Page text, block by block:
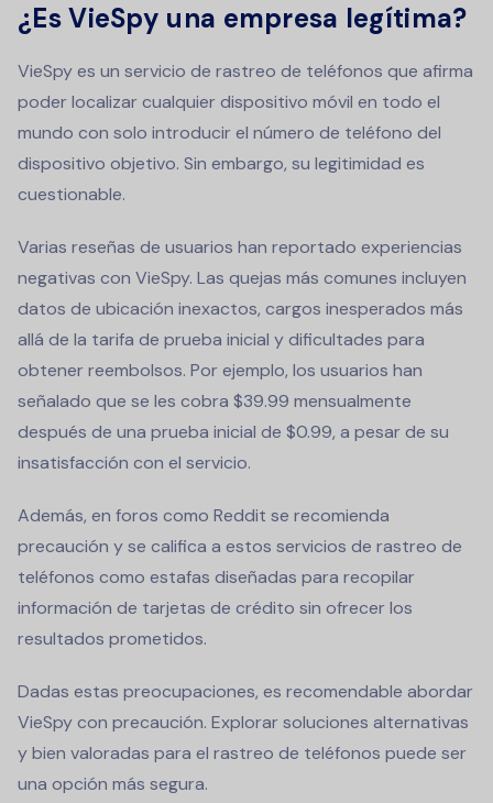
¿Es VieSpy una empresa legítima?
VieSpy es un servicio de rastreo de teléfonos que afirma
poder localizar cualquier dispositivo móvil en todo el
mundo con solo introducir el número de teléfono del
dispositivo objetivo. Sin embargo, su legitimidad es
cuestionable.
Varias reseñas de usuarios han reportado experiencias
negativas con VieSpy. Las quejas más comunes incluyen
datos de ubicación inexactos, cargos inesperados más
allá de la tarifa de prueba inicial y dificultades para
obtener reembolsos. Por ejemplo, los usuarios han
señalado que se les cobra $39.99 mensualmente
después de una prueba inicial de $0.99, a pesar de su
insatisfacción con el servicio.
Además, en foros como Reddit se recomienda
precaución y se califica a estos servicios de rastreo de
teléfonos como estafas diseñadas para recopilar
información de tarjetas de crédito sin ofrecer los
resultados prometidos.
Dadas estas preocupaciones, es recomendable abordar
VieSpy con precaución. Explorar soluciones alternativas
y bien valoradas para el rastreo de teléfonos puede ser
una opción más segura.